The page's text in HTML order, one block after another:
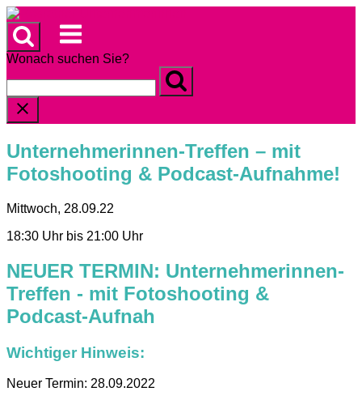
Skip
to
content
Menu
Wonach suchen Sie?
Unternehmerinnen-Treffen – mit
Fotoshooting & Podcast-Aufnahme!
Mittwoch, 28.09.22
18:30 Uhr bis 21:00 Uhr
NEUER TERMIN: Unternehmerinnen-
Treffen - mit Fotoshooting &
Podcast-Aufnah
Wichtiger Hinweis:
Neuer Termin: 28.09.2022